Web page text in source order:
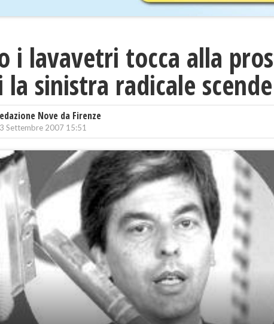
i lavavetri tocca alla
la sinistra radicale
Nove da Firenze
Settembre 2007 15:51